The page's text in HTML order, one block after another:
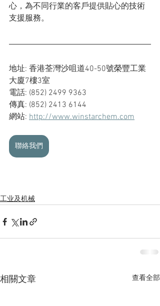
心，為不同行業的客戶提供貼心的技術
支援服務。
地址: 香港荃灣沙咀道40-50號榮豐工業
大廈7樓3室
電話: (852) 2499 9363
傳真: (852) 2413 6144
網站: http://www.winstarchem.com
聯絡我們
工业及机械
相關文章 查看全部